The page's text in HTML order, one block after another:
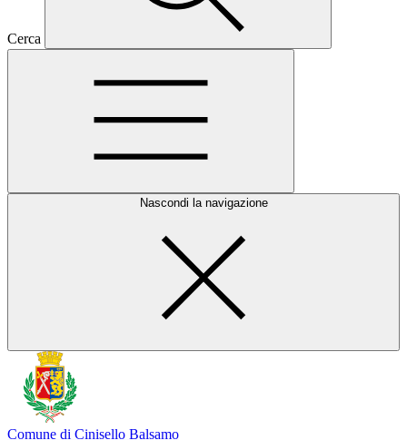
Cerca
Nascondi la navigazione
Comune di Cinisello Balsamo